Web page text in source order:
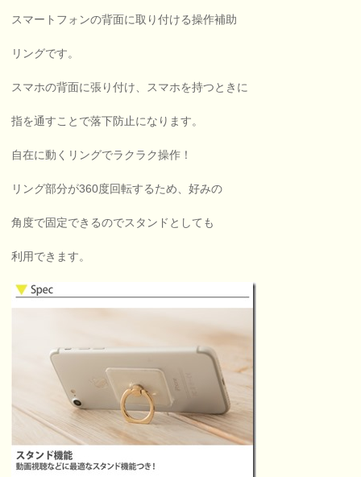
スマートフォンの背面に取り付ける操作補助
リングです。
スマホの背面に張り付け、スマホを持つときに
指を通すことで落下防止になります。
自在に動くリングでラクラク操作！
リング部分が360度回転するため、好みの
角度で固定できるのでスタンドとしても
利用できます。